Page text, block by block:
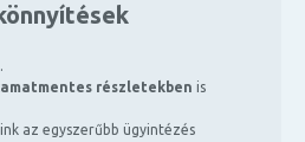
részletekben is
az egyszerűbb ügyintézés